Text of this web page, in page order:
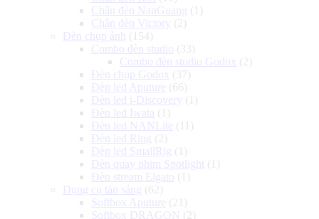
Chân đèn NanGuang (1)
Chân đèn Victory (2)
Đèn chụp ảnh
(154)
Combo đèn studio (33)
Combo đèn studio Godox (2)
Đèn chụp Godox (37)
Đèn led Aputure (66)
Đèn led i-Discovery (1)
Đèn led Iwata (1)
Đèn led NANLite (11)
Đèn led Ring (2)
Đèn led SmallRig (1)
Đèn quay phim Spotlight (1)
Đèn stream Elgato (1)
Dụng cụ tản sáng (62)
Softbox Aputure (21)
Softbox DRAGON (2)